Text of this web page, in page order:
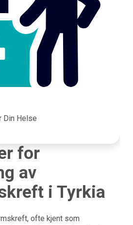
Din Helse
for
av
i Tyrkia
ofte kjent som